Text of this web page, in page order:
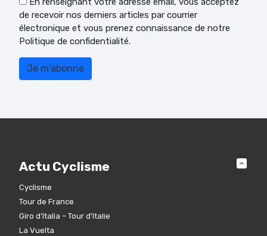
de recevoir nos derniers articles par courrier
électronique et vous prenez connaissance de notre
Politique de confidentialité.
Actu Cyclisme
Cyclisme
Tour de France
Giro d’Italia – Tour d’Italie
La Vuelta